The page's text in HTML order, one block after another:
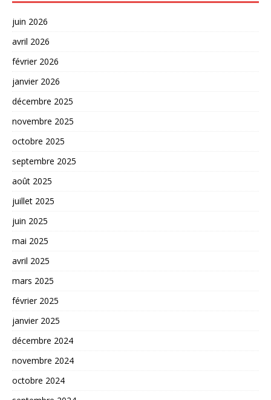
juin 2026
avril 2026
février 2026
janvier 2026
décembre 2025
novembre 2025
octobre 2025
septembre 2025
août 2025
juillet 2025
juin 2025
mai 2025
avril 2025
mars 2025
février 2025
janvier 2025
décembre 2024
novembre 2024
octobre 2024